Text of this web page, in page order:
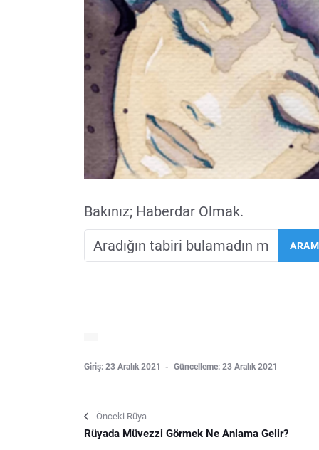
Bakınız; Haberdar Olmak.
Giriş: 23 Aralık 2021 Güncelleme: 23 Aralık 2021
Önceki Rüya
Rüyada Müvezzi Görmek Ne Anlama Gelir?